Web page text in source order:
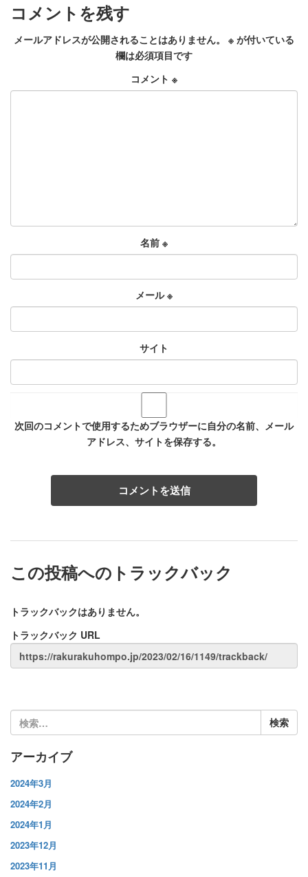
コメントを残す
メールアドレスが公開されることはありません。 ※ が付いている
欄は必須項目です
コメント ※
名前 ※
メール※
サイト
次回のコメントで使用するためブラウザーに自分の名前、メール
アドレス、サイトを保存する。
この投稿へのトラックバック
トラックバックはありません。
トラックバック URL
検
索:
アーカイブ
2024年3月
2024年2月
2024年1月
2023年12月
2023年11月